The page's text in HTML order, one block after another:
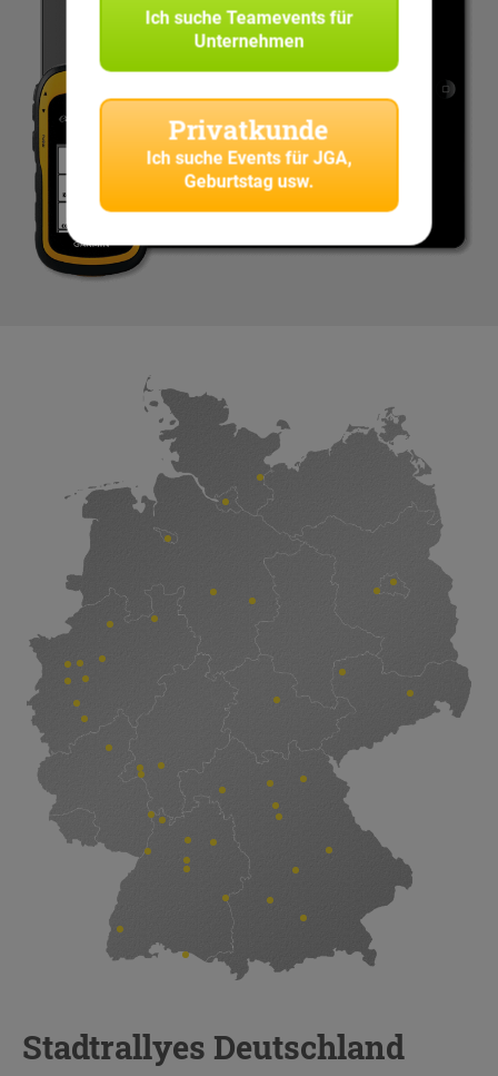
Stadtrallyes Deutschland
Ich sucheTeamevents für
Unternehmen
Privatkunde
Ich suche Events für JGA,
Geburtstag usw.